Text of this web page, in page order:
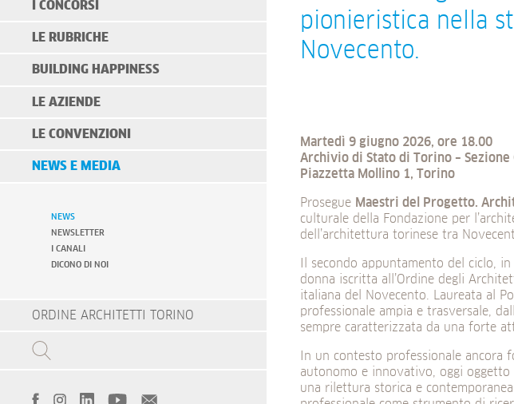
I CONCORSI
LE RUBRICHE
BUILDING HAPPINESS
LE AZIENDE
LE CONVENZIONI
NEWS E MEDIA
NEWS
NEWSLETTER
I CANALI
DICONO DI NOI
ORDINE ARCHITETTI TORINO
pionieristica nella
Novecento.
Martedì 9 giugno 2026, ore 18.00
Archivio di Stato di Torino –
Piazzetta Mollino 1, Torino
Prosegue Maestri del Progetto.
culturale della Fondazione per
dell’architettura torinese tra
Il secondo appuntamento del ciclo,
donna iscritta all’Ordine degli
italiana del Novecento. Laureata al
professionale ampia e trasversale,
sempre caratterizzata da una forte
In un contesto professionale ancora
autonomo e innovativo, oggi
una rilettura storica e